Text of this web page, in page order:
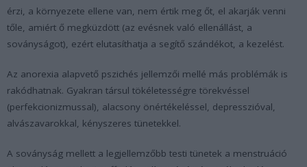
érzi, a környezete ellene van, nem értik meg őt, el akarják venni
tőle, amiért ő megküzdött (az evésnek való ellenállást, a
soványságot), ezért elutasíthatja a segítő szándékot, a kezelést.
Az anorexia alapvető pszichés jellemzői mellé más problémák is
rakódhatnak. Gyakran társul tökéletességre törekvéssel
(perfekcionizmussal), alacsony önértékeléssel, depresszióval,
alvászavarokkal, kényszeres tünetekkel.
A soványság mellett a legjellemzőbb testi tünetek a menstruáció